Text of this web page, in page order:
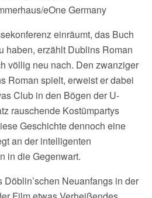
eOne Germany
einräumt, das Buch
haben, erzählt Dublins Roman
völlig neu nach. Den zwanziger
Roman spielt, erweist er dabei
Club in den Bögen der U-
rauschende Kostümpartys
Geschichte dennoch eine
an der intelligenten
in die Gegenwart.
Döblin’schen Neuanfangs in der